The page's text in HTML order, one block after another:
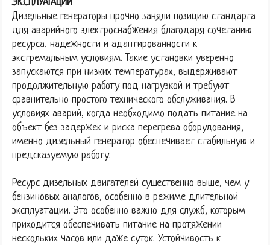
ЭКСПЛУАТАЦИИ
Дизельные генераторы прочно заняли позицию стандарта
для аварийного электроснабжения благодаря сочетанию
ресурса, надежности и адаптированности к
экстремальным условиям. Такие установки уверенно
запускаются при низких температурах, выдерживают
продолжительную работу под нагрузкой и требуют
сравнительно простого технического обслуживания. В
условиях аварий, когда необходимо подать питание на
объект без задержек и риска перегрева оборудования,
именно дизельный генератор обеспечивает стабильную и
предсказуемую работу.
Ресурс дизельных двигателей существенно выше, чем у
бензиновых аналогов, особенно в режиме длительной
эксплуатации. Это особенно важно для служб, которым
приходится обеспечивать питание на протяжении
нескольких часов или даже суток. Устойчивость к